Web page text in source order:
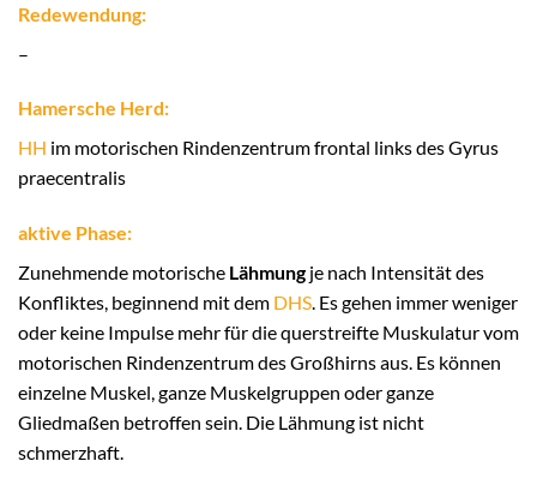
Redewendung:
–
Hamersche Herd:
HH im motorischen Rindenzentrum frontal links des Gyrus
praecentralis
aktive Phase:
Zunehmende motorische Lähmungje nach Intensität des
Konfliktes, beginnend mit dem DHS. Es gehen immer weniger
oder keine Impulse mehr für die querstreifte Muskulatur vom
motorischen Rindenzentrum des Großhirns aus. Es können
einzelne Muskel, ganze Muskelgruppen oder ganze
Gliedmaßen betroffen sein. Die Lähmung ist nicht
schmerzhaft.